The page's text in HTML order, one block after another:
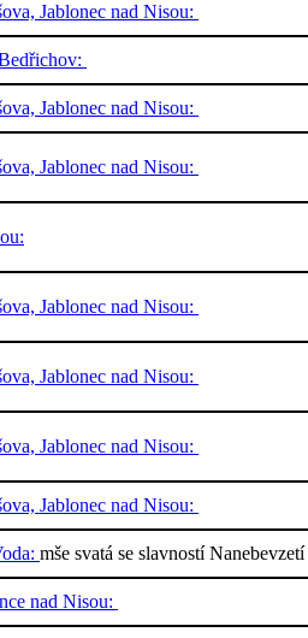
Jablonec nad Nisou:
Jablonec nad Nisou:
Jablonec nad Nisou:
Jablonec nad Nisou:
Jablonec nad Nisou:
Jablonec nad Nisou:
Jablonec nad Nisou:
mše svatá se slavností
nad Nisou: